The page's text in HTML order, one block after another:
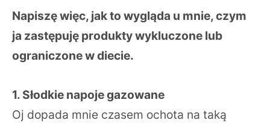
Napiszę więc, jak to wygląda u mnie, czym
ja zastępuję produkty wykluczone lub
ograniczone w diecie.
1. Słodkie napoje gazowane
Oj dopada mnie czasem ochota na taką